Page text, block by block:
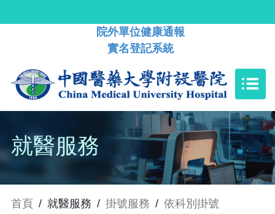
院外單位健康通報
實名登記系統
就醫服務
首頁 / 就醫服務 / 掛號服務 / 依科別掛號